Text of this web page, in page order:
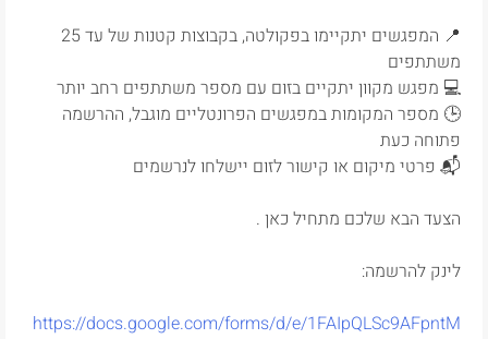
📍 המפגשים יתקיימו בפקולטה, בקבוצות קטנות של עד 25
משתתפים
💻 מפגש מקוון יתקיים בזום עם מספר משתתפים רחב יותר
🕒 מספר המקומות במפגשים הפרונטליים מוגבל, ההרשמה
פתוחה כעת
📬 פרטי מיקום או קישור לזום יישלחו לנרשמים
הצעד הבא שלכם מתחיל כאן .
לינק להרשמה:
https://docs.google.com/forms/d/e/1FAIpQLSc9AFpntM